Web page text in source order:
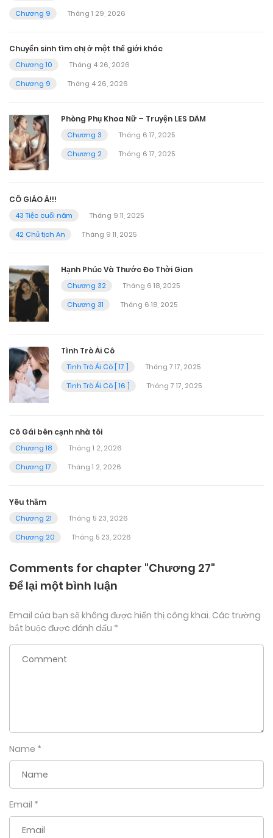
Chương 9
Tháng 1 29, 2026
Chuyển sinh tìm chị ở một thế giới khác
Chương 10
Tháng 4 26, 2026
Chương 9
Tháng 4 26, 2026
Phòng Phụ Khoa Nữ – Truyện LES DÂM
Chương 3
Tháng 6 17, 2025
Chương 2
Tháng 6 17, 2025
CÔ GIÁO À!!!
43 Tiệc cuối năm
Tháng 9 11, 2025
42 Chủ tịch An
Tháng 9 11, 2025
Hạnh Phúc Và Thước Đo Thời Gian
Chương 32
Tháng 6 18, 2025
Chương 31
Tháng 6 18, 2025
Tình Trò Ái Cô
Tình Trò Ái Cô [ 17 ]
Tháng 7 17, 2025
Tình Trò Ái Cô [ 16 ]
Tháng 7 17, 2025
Cô Gái bên cạnh nhà tôi
Chương 18
Tháng 1 2, 2026
Chương 17
Tháng 1 2, 2026
Yêu thầm
Chương 21
Tháng 5 23, 2026
Chương 20
Tháng 5 23, 2026
Comments for chapter "Chương 27"
Để lại một bình luận
Email của bạn sẽ không được hiển thị công khai. Các trường
bắt buộc được đánh dấu *
Name *
Email *